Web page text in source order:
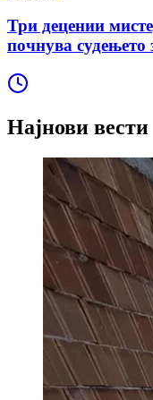
Три децении
почнува судењето
Најнови вести